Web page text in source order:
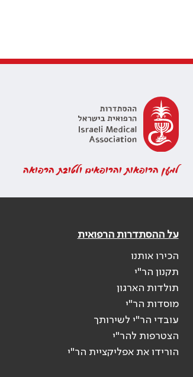
למען הרופאות והרופאים ולטובת הרפואה
על ההסתדרות הרפואית
הכירו אותנו
תקנון הר"י
תולדות הארגון
מוסדות הר"י
עובדי הר"י לשירותך
הצטרפות להר"י
הורידו את אפליקציית הר"י